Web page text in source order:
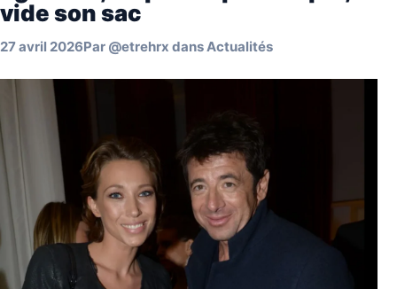
vide son sac
27 avril 2026Par @etrehrx dansActualités